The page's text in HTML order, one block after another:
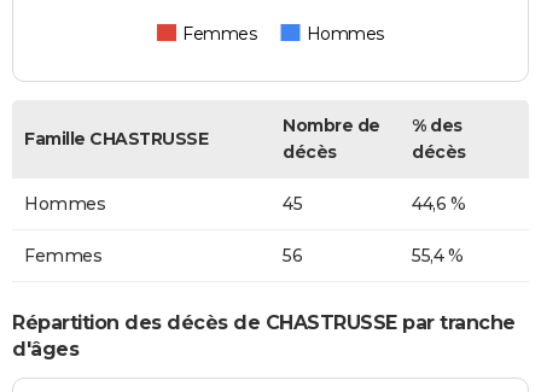
Femmes Hommes
Famille CHASTRUSSE
Nombre de
décès
% des
décès
Hommes 45 44,6 %
Femmes 56 55,4 %
Répartition des décès de CHASTRUSSE par tranche
d'âges